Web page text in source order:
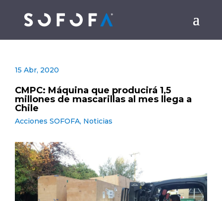
15 Abr, 2020
CMPC: Máquina que producirá 1,5
millones de mascarillas al mes llega a
Chile
Acciones SOFOFA, Noticias